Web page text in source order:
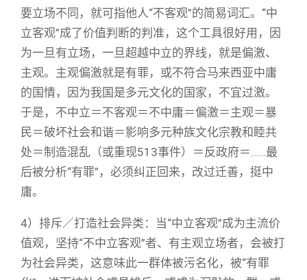
要立场不同，就可指他人“不客观”的简易词汇。“中
立客观”成了价值判断的判准，这个工具很好用，因
为一旦有立场，一旦超越中立的界线，就是偏激、
主观。主观偏激就是有罪，或不符合马来西亚中庸
的国情，因为我国是多元文化的国家，不宜过激。
于是，不中立＝不客观＝不中庸＝偏激＝主观＝暴
民＝破坏社会和谐＝影响多元种族文化宗教和睦共
处＝制造混乱（或重现513事件）＝反政府＝……最
后被分析“有罪”，必须纠正回来，改过迁善，挺中
庸。
4）排斥／打造社会异类：当“中立客观”成为主流价
值观，坚持“不中立客观”者、有主观立场者，会被打
为社会异类，这意味此一群体被污名化，被“有罪